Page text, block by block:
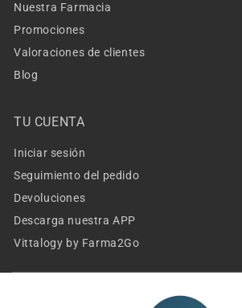
Nuestra Farmacia
Promociones
Valoraciones de clientes
Blog
TU CUENTA
Iniciar sesión
Seguimiento del pedido
Devoluciones
Descarga nuestra APP
Vittalogy by Farma2Go